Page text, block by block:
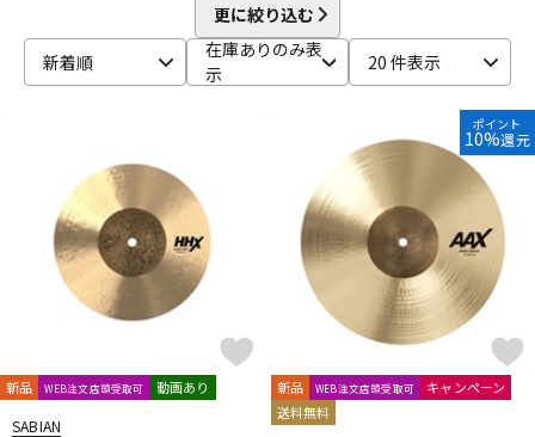
ドラム パーカッション
キーボード 電子ピアノ
更に絞り込む
新着順
在庫ありのみ表
示
20 件表示
新品 WEB注文店頭受取可 動画あり
SABIAN
ポイント
10%還元
新品 WEB注文店頭受取可
キャンペーン
送料無料